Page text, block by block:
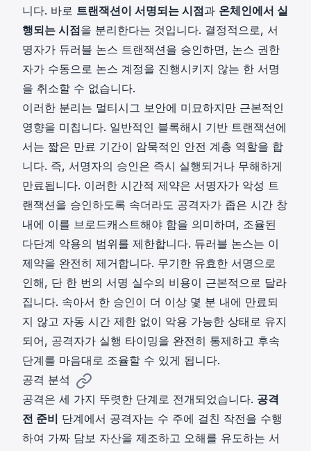
니다. 바로 트랜잭션이 서명되는 시점과 온체인에서 실
행되는 시점을 분리한다는 것입니다. 결정적으로, 서
명자가 듀러블 논스 트랜잭션을 승인하면, 논스 권한
자가 수동으로 논스 계정을 진행시키지 않는 한 서명
을 취소할 수 없습니다.
이러한 분리는 멀티시그 보안에 미묘하지만 근본적인
영향을 미칩니다. 일반적인 블록해시 기반 트랜잭션에
서는 짧은 만료 기간이 암묵적인 안전 계층 역할을 합
니다. 즉, 서명자의 승인은 즉시 실행되거나 무해하게
만료됩니다. 이러한 시간적 제약은 서명자가 악성 트
랜잭션을 승인하도록 속더라도 공격자가 좁은 시간 창
내에 이를 브로드캐스트해야 함을 의미하며, 조율된
다단계 악용의 범위를 제한합니다. 듀러블 논스는 이
제약을 완전히 제거합니다. 무기한 유효한 서명으로
인해, 단 한 번의 서명 실수의 비용이 근본적으로 달라
집니다. 속아서 한 승인이 더 이상 몇 분 내에 만료되
지 않고 자동 시간 제한 없이 악용 가능한 상태로 유지
되어, 공격자가 실행 타이밍을 완전히 통제하고 후속
단계를 마음대로 조율할 수 있게 됩니다.
공격 분석
공격은 세 가지 뚜렷한 단계로 전개되었습니다. 공격
전 준비 단계에서 공격자는 수 주에 걸친 작전을 수행
하여 가짜 담보 자산을 제조하고 오해를 유도하는 서